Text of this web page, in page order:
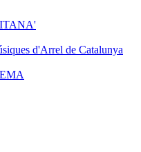
d'Arrel de Catalunya